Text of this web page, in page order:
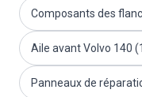
Volvo PV/Duett Heater/
Volvo PV/Duett Roues/
Pièces Volvo Amazon
Volvo Amazon Pièces
Volvo Amazon Système
Composants des
Aile avant Volvo 140
Panneaux de